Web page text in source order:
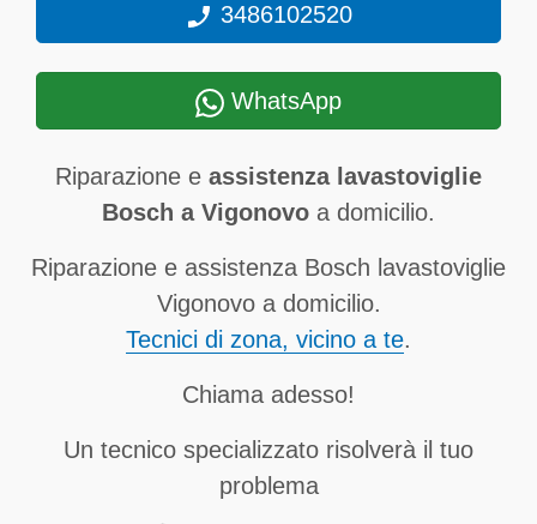
3486102520
WhatsApp
Riparazione e assistenza lavastoviglie
Bosch a Vigonovo a domicilio.
Riparazione e assistenza Bosch lavastoviglie
Vigonovo a domicilio.
Tecnici di zona, vicino a te.
Chiama adesso!
Un tecnico specializzato risolverà il tuo
problema